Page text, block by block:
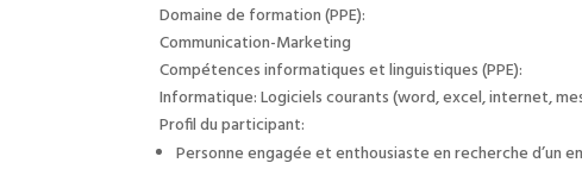
Domaine de formation (PPE):
Communication-Marketing
Compétences informatiques et linguistiques (PPE):
Informatique: Logiciels courants (word, excel, internet,
Profil du participant:
Personne engagée et enthousiaste en recherche d’un